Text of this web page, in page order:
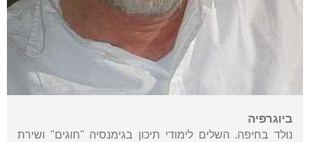
ביוגרפיה
נולד בחיפה. השלים לימודי תיכון בגימנסיה "חוגים" ושירת